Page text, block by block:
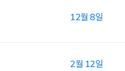
12월 8일
2월 12일